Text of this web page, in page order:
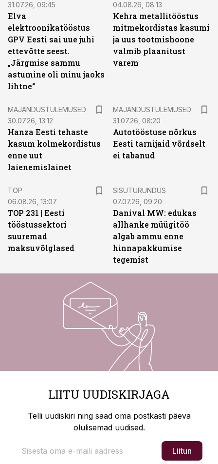
31.07.26, 09:45
Elva
elektroonikatööstus
GPV Eesti sai uue juhi
ettevõtte seest.
„Järgmise sammu
astumine oli minu jaoks
lihtne“
04.08.26, 08:13
Kehra metallitööstus
mitmekordistas kasumi
ja uus tootmishoone
valmib plaanitust
varem
MAJANDUSTULEMUSED
30.07.26, 13:12
Hanza Eesti tehaste
kasum kolmekordistus
enne uut
laienemislainet
MAJANDUSTULEMUSED
31.07.26, 08:20
Autotööstuse nõrkus
Eesti tarnijaid võrdselt
ei tabanud
TOP
06.08.26, 13:07
TOP 231 | Eesti
tööstussektori
suuremad
maksuvõlglased
SISUTURUNDUS
07.07.26, 09:20
Danival MW: edukas
allhanke müügitöö
algab ammu enne
hinnapakkumise
tegemist
LIITU UUDISKIRJAGA
Telli uudiskiri ning saad oma postkasti päeva
olulisemad uudised.
Liitun